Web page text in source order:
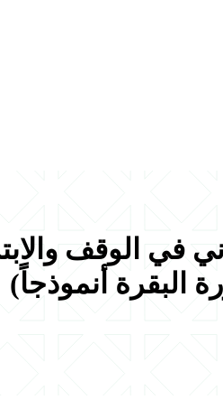
في الوقف
البقرة أنموذجاً)